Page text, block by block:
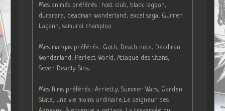
Mes animés préférés : host club, black lagoon,
durarara, deadman wonderland, excel saga, Gurren
Lagann, samurai champloo
Mes mangas préférés : Goth, Death note, Deadman
Wonderland, Perfect World, Attaque des titans,
Seven Deadly Sins...
Mes films préférés : Arrietty, Summer Wars, Garden
State, une vie moins ordinaire,Le seigneur des